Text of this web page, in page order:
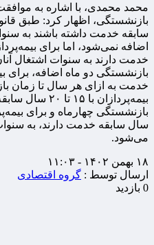
محمد محمدی، با اشاره به
سابقه خدمت داشته باشند به
خدمت دارند به سنوات اشتغال
خدمت به ازای هر سال تا زمان
بیمه‌پردازان
سال سابقه خدمت دارند، به
می‌شود.
۱۸ بهمن ۱۴۰۲ - ۱۱:۰۳
ارسال توسط : گروه اقتصادی
0 بازدید